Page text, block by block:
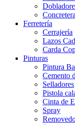
Ferretería
Cerrajería
Lazos
Carda
Pinturas
Pintura
Cemento
Selladores
Pistola
Cinta de
Spray